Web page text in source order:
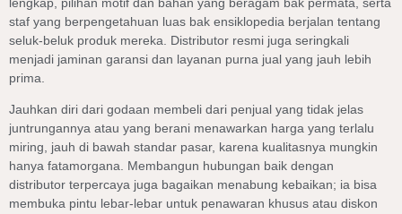
staf yang berpengetahuan luas bak ensiklopedia berjalan tentang
seluk-beluk produk mereka. Distributor resmi juga seringkali
menjadi jaminan garansi dan layanan purna jual yang jauh lebih
prima.
Jauhkan diri dari godaan membeli dari penjual yang tidak jelas
juntrungannya atau yang berani menawarkan harga yang terlalu
miring, jauh di bawah standar pasar, karena kualitasnya mungkin
hanya fatamorgana. Membangun hubungan baik dengan
distributor terpercaya juga bagaikan menabung kebaikan; ia bisa
membuka pintu lebar-lebar untuk penawaran khusus atau diskon